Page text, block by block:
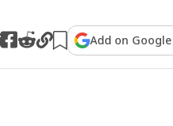
Add on Google